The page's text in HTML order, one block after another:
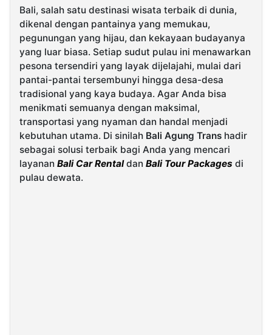
Kabarbaru.co
2026
Kabarbaru
Media
Holding
Bali, salah satu destinasi wisata terbaik di dunia,
dikenal dengan pantainya yang memukau,
pegunungan yang hijau, dan kekayaan budayanya
yang luar biasa. Setiap sudut pulau ini menawarkan
pesona tersendiri yang layak dijelajahi, mulai dari
pantai-pantai tersembunyi hingga desa-desa
tradisional yang kaya budaya. Agar Anda bisa
menikmati semuanya dengan maksimal,
transportasi yang nyaman dan handal menjadi
kebutuhan utama. Di sinilah Bali Agung Trans hadir
sebagai solusi terbaik bagi Anda yang mencari
layanan Bali Car Rentaldan Bali Tour Packages di
pulau dewata.